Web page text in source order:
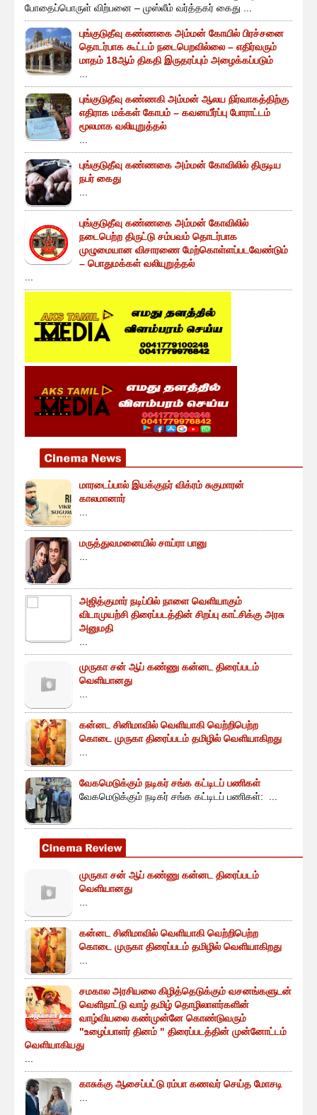
போதைப்பொருள் விற்பனை – முஸ்லீம் வர்த்தகர் கைது ...
புங்குடுதீவு கண்ணகை அம்மன் கோயில் பிரச்சனை
தொடர்பாக கூட்டம் நடைபெறவில்லை – எதிர்வரும்
மாதம் 18ஆம் திகதி இருதரப்பும் அழைக்கப்படும்
புங்குடுதீவு கண்ணகி அம்மன் ஆலய நிர்வாகத்திற்கு
எதிராக மக்கள் கோபம் – கவனயீர்ப்பு போராட்டம்
மூலமாக வலியுறுத்தல்
புங்குடுதீவு கண்ணகை அம்மன் கோவிலில் திருடிய
நபர் கைது
புங்குடுதீவு கண்ணகை அம்மன் கோவிலில்
நடைபெற்ற திருட்டு சம்பவம் தொடர்பாக
முழுமையான விசாரணை மேற்கொள்ளப்படவேண்டும்
– பொதுமக்கள் வலியுறுத்தல்
மாரடைப்பால் இயக்குநர் விக்ரம் சுகுமாரன்
காலமானார்
மருத்துவமனையில் சாய்ரா பானு
அஜித்குமார் நடிப்பில் நாளை வெளியாகும்
விடாமுயற்சி திரைப்படத்தின் சிறப்பு காட்சிக்கு அரசு
அனுமதி
முருகா சன் ஆப் கண்ணு கன்னட திரைப்படம்
வெளியானது
கன்னட சினிமாவில் வெளியாகி வெற்றிபெற்ற
கொடை முருகா திரைப்படம் தமிழில் வெளியாகிறது
வேகமெடுக்கும் நடிகர் சங்க கட்டிடப் பணிகள்
வேகமெடுக்கும் நடிகர் சங்க கட்டிடப் பணிகள்: ...
முருகா சன் ஆப் கண்ணு கன்னட திரைப்படம்
வெளியானது
கன்னட சினிமாவில் வெளியாகி வெற்றிபெற்ற
கொடை முருகா திரைப்படம் தமிழில் வெளியாகிறது
சமகால அரசியலை கிழித்தெடுக்கும் வசனங்களுடன்
வெளிநாட்டு வாழ் தமிழ் தொழிலாளர்களின்
வாழ்வியலை கண்முன்னே கொண்டுவரும்
"உழைப்பாளர் தினம் " திரைப்படத்தின் முன்னோட்டம்
வெளியாகியது
காசுக்கு ஆசைப்பட்டு ரம்பா கணவர் செய்த மோசடி